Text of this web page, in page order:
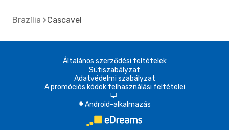
Brazília Cascavel
Általános szerződési feltételek
Sütiszabályzat
Adatvédelmi szabályzat
A promóciós kódok felhasználási feltételei
d
A Android-alkalmazás